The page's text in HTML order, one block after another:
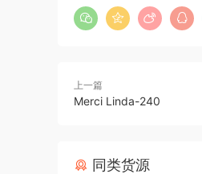
上一篇
Merci Linda-240
同类货源